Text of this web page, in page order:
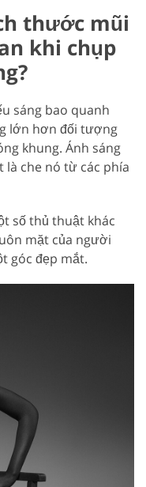
thước mũi
khi chụp
sáng bao quanh
lớn hơn đối tượng
khung. Ánh sáng
là che nó từ các phía
số thủ thuật khác
mặt của người
góc đẹp mắt.